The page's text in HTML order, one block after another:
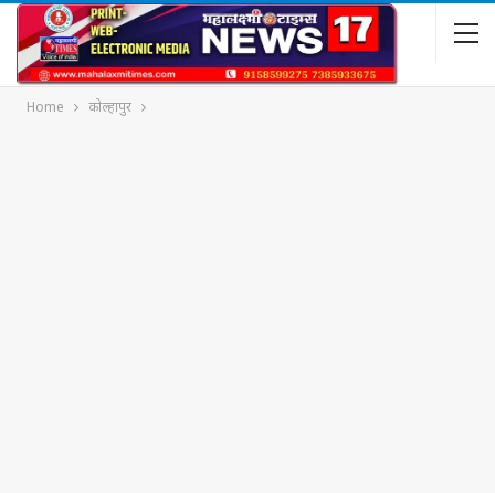
Home कोल्हापुर